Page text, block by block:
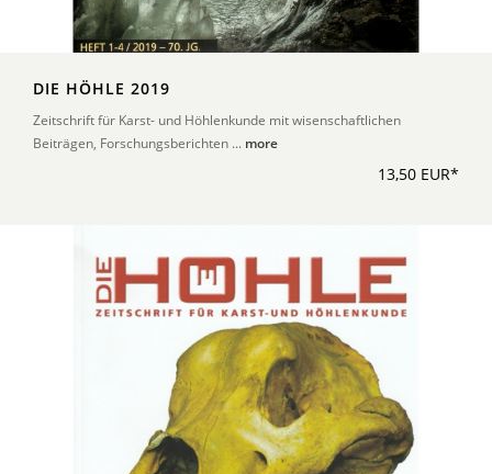
DIE HÖHLE 2019
Zeitschrift für Karst- und Höhlenkunde mit wisenschaftlichen
Beiträgen, Forschungsberichten ... more
13,50 EUR*